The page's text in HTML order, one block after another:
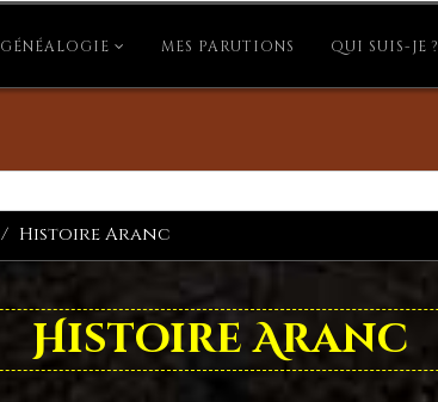
GÉNÉALOGIE MES PARUTIONS QUI SUIS-JE ?
Histoire Aranc
Histoire Aranc